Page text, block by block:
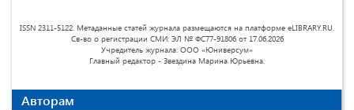
ISSN 2311-5122. Метаданные статей журнала размещаются на платформе eLIBRARY.RU.
Св-во о регистрации СМИ: ЭЛ № ФС77-91806 от 17.06.2026
Учредитель журнала: ООО «Юниверсум»
Главный редактор - Звездина Марина Юрьевна.
Авторам